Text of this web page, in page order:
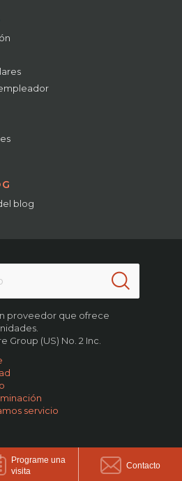
Programe una
visita
Contacto
blog
proveedor que ofrece
Group (US) No. 2 Inc.
servicio